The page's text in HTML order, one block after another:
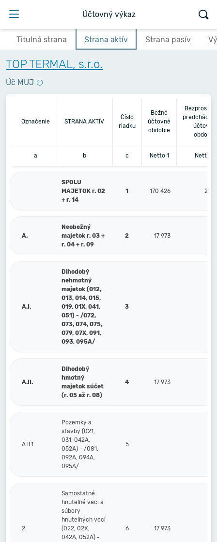
Účtovný výkaz
Titulná strana Strana aktív Strana pasív
TOP TERMAL, s.r.o.
Úč MUJ
Označenie STRANA AKTÍV
Číslo
riadku
Bežné
účtovné
obdobie
účtovné
obdobie
a b c Netto 1 Netto 2
SPOLU
MAJETOK r. 02
+ r. 14
1 170 426 200
A.
Neobežný
majetok r. 03 +
r. 04 + r. 09
2 17 973
A.I.
Dlhodobý
nehmotný
majetok (012,
013, 014, 015,
019, 01X, 041,
051) - /072,
073, 074, 075,
079, 07X, 091,
093, 095A/
3
A.II.
Dlhodobý
hmotný
majetok súčet
(r. 05 až r. 08)
4 17 973
A.II.1.
Pozemky a
stavby (021,
031, 042A,
052A) - /081,
092A, 094A,
095A/
5
2.
Samostatné
hnuteľné veci a
súbory
hnuteľných vecí
(022, 02X,
042A, 052A) -
6 17 973